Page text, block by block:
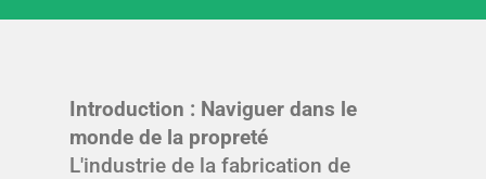
Introduction : Naviguer dans le
monde de la propreté
L'industrie de la fabrication de